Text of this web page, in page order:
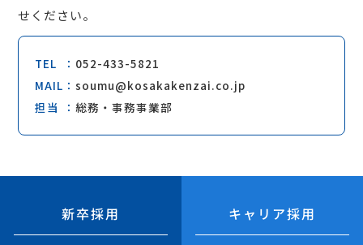
せください。
TEL
052-433-5821
MAIL
soumu@kosakakenzai.co.jp
担当
総務・事務事業部
新卒採用 キャリア採用